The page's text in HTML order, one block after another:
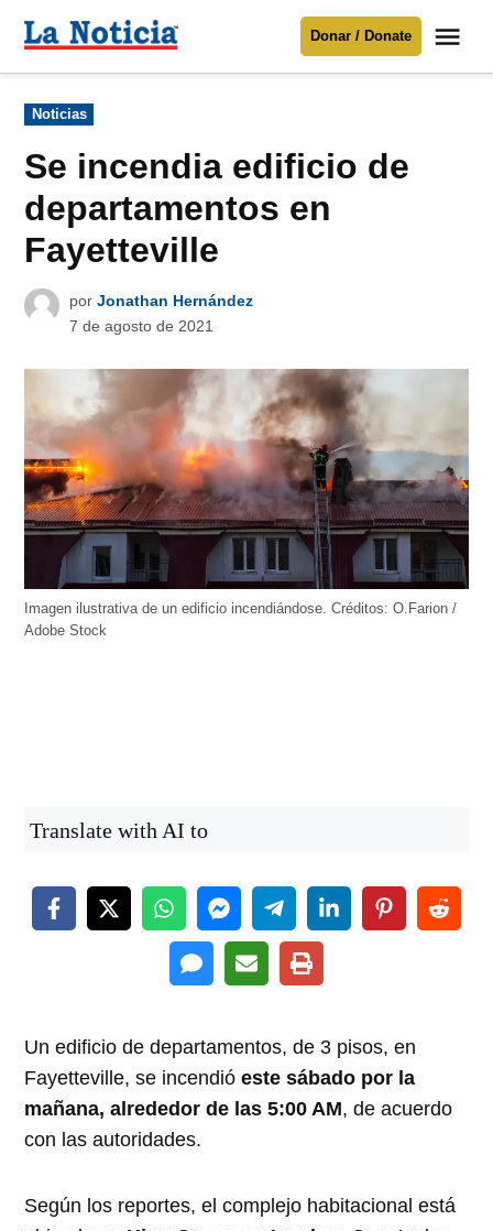
Para mantenerte informado necesitamos
Donar
contenido
Noticia
Donar / Donate
Publicado
en
Noticias
Se incendia edificio de
departamentos en
Fayetteville
por Jonathan Hernández
7 de agosto de 2021
Imagen ilustrativa de un edificio incendiándose. Créditos: O.Farion /
Adobe Stock
Translate with AI to
Un edificio de departamentos, de 3 pisos, en
Fayetteville, se incendióeste sábado por la
mañana, alrededor de las 5:00 AM, de acuerdo
con las autoridades.
Según los reportes, el complejo habitacional está